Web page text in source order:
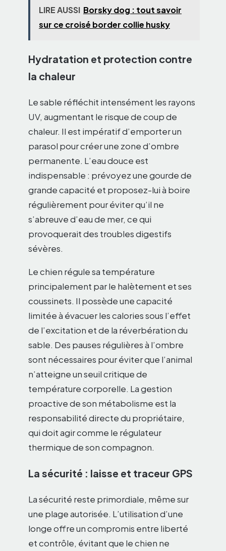
LIRE AUSSI Borsky dog : tout savoir
sur ce croisé border collie husky
Hydratation et protection contre
la chaleur
Le sable réfléchit intensément les rayons
UV, augmentant le risque de coup de
chaleur. Il est impératif d’emporter un
parasol pour créer une zone d’ombre
permanente. L’eau douce est
indispensable : prévoyez une gourde de
grande capacité et proposez-lui à boire
régulièrement pour éviter qu’il ne
s’abreuve d’eau de mer, ce qui
provoquerait des troubles digestifs
sévères.
Le chien régule sa température
principalement par le halètement et ses
coussinets. Il possède une capacité
limitée à évacuer les calories sous l’effet
de l’excitation et de la réverbération du
sable. Des pauses régulières à l’ombre
sont nécessaires pour éviter que l’animal
n’atteigne un seuil critique de
température corporelle. La gestion
proactive de son métabolisme est la
responsabilité directe du propriétaire,
qui doit agir comme le régulateur
thermique de son compagnon.
La sécurité : laisse et traceur GPS
La sécurité reste primordiale, même sur
une plage autorisée. L’utilisation d’une
longe offre un compromis entre liberté
et contrôle, évitant que le chien ne